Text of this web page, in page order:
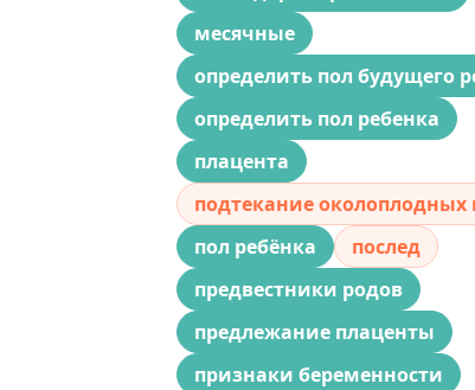
месячные
определить пол будущего
определить пол ребенка
плацента
подтекание околоплодных
пол ребёнка
послед
предвестники родов
предлежание плаценты
признаки беременности